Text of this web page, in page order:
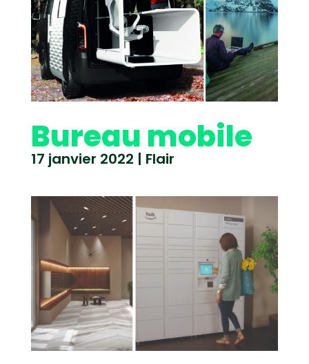
Bureau mobile
17 janvier 2022 | Flair